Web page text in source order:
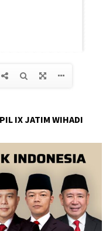
IX JATIM WIHADI